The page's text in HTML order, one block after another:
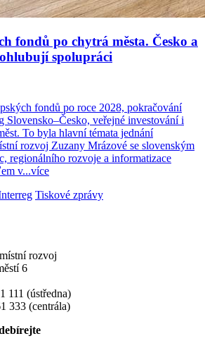
fondů po chytrá města. Česko a
spolupráci
fondů po roce 2028, pokračování
Slovensko–Česko, veřejné investování i
To byla hlavní témata jednání
rozvoj Zuzany Mrázové se slovenským
regionálního rozvoje a informatizace
v...více
Tiskové zprávy
rozvoj
6
111 (ústředna)
333 (centrála)